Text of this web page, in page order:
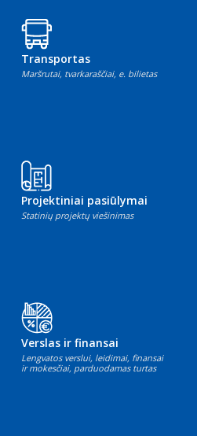
Transportas
Maršrutai, tvarkaraščiai, e. bilietas
Projektiniai pasiūlymai
Statinių projektų viešinimas
Verslas ir finansai
Lengvatos verslui, leidimai, finansai
ir mokesčiai, parduodamas turtas